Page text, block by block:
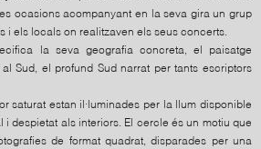
ocasions acompanyant en la seva gira un grup
i els locals on realitzaven els seus concerts.
la seva geografia concreta, el paisatge
Sud, el profund Sud narrat per tants escriptors
saturat estan il·luminades per la llum disponible
i despietat als interiors. El cercle és un motiu que
de format quadrat, disparades per una